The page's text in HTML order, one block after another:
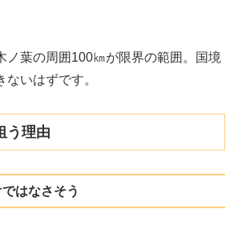
ノ葉の周囲100㎞が限界の範囲。国境
ないはずです。
う理由
はなさそう